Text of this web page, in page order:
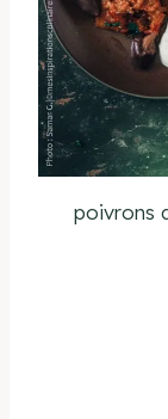
poivrons